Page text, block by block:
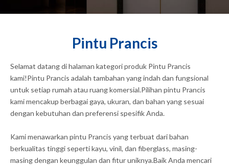
Pintu Prancis
Selamat datang di halaman kategori produk Pintu Prancis
kami!Pintu Prancis adalah tambahan yang indah dan fungsional
untuk setiap rumah atau ruang komersial.Pilihan pintu Prancis
kami mencakup berbagai gaya, ukuran, dan bahan yang sesuai
dengan kebutuhan dan preferensi spesifik Anda.
Kami menawarkan pintu Prancis yang terbuat dari bahan
berkualitas tinggi seperti kayu, vinil, dan fiberglass, masing-
masing dengan keunggulan dan fitur uniknya.Baik Anda mencari